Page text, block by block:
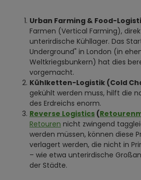
Urban Farming & Food-
Farmen (Vertical Farming),
unterirdische Kühllager. Das
Underground" in London (in
Weltkriegsbunkern) hat dies
vorgemacht.
Kühlketten-Logistik (Cold
gekühlt werden muss, hilft die
des Erdreichs enorm.
Reverse Logistics (
Retouren nicht zwingend
werden müssen, können diese
verlagert werden, die nicht in
– wie etwa unterirdische
der Städte.